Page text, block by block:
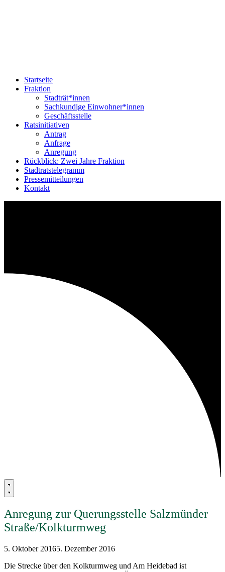
Startseite
Fraktion
Stadträt*innen
Sachkundige Einwohner*innen
Geschäftsstelle
Ratsinitiativen
Antrag
Anfrage
Anregung
Rückblick: Zwei Jahre Fraktion
Stadtratstelegramm
Pressemitteilungen
Kontakt
Anregung zur Querungsstelle Salzmünder
Straße/Kolkturmweg
5. Oktober 20165. Dezember 2016
Die Strecke über den Kolkturmweg und Am Heidebad ist